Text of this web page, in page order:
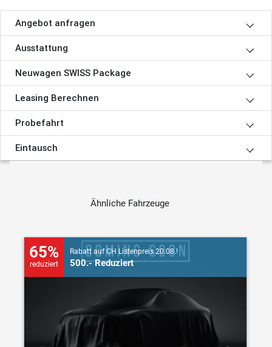
Angebot anfragen
Ausstattung
Neuwagen SWISS Package
Leasing Berechnen
Probefahrt
Eintausch
Ähnliche Fahrzeuge
65%
reduziert
Rabatt auf CH Listenpreis 20.08.!
500.- Reduziert